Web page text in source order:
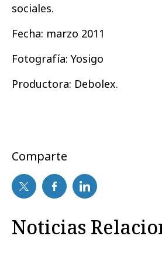
sociales.
Fecha: marzo 2011
Fotografía: Yosigo
Productora: Debolex.
Comparte
Noticias